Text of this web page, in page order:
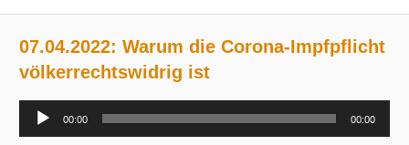
07.04.2022: Warum die Corona-Impfpflicht
völkerrechtswidrig ist
Audio-
Player
00:00 00:00